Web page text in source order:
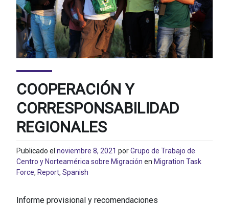
COOPERACIÓN Y
CORRESPONSABILIDAD
REGIONALES
Publicado el noviembre 8, 2021 porGrupo de Trabajo de
Centro y Norteamérica sobre Migración en Migration Task
Force, Report, Spanish
Informe provisional y recomendaciones